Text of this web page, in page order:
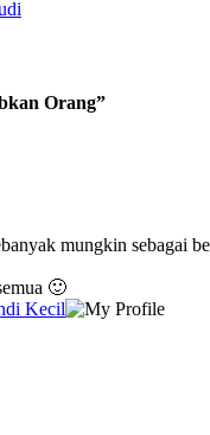
Orang”
mungkin sebagai
🙂
Kecil